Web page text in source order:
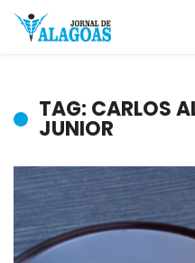
TAG: CARLOS
JUNIOR